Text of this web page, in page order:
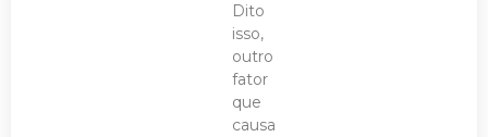
Dito
isso,
outro
fator
que
causa